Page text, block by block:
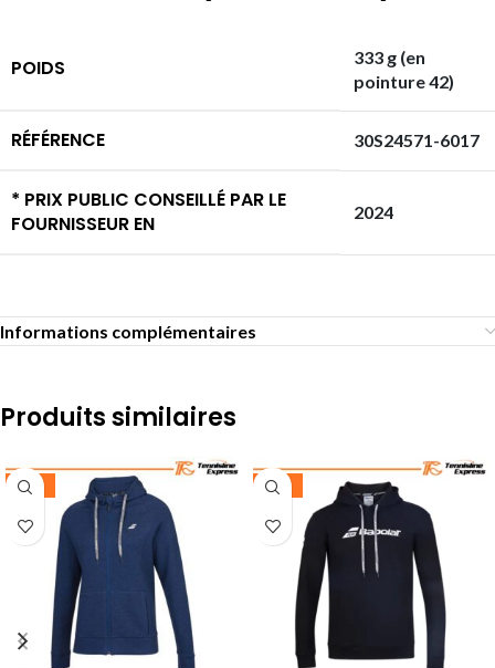
POIDS
333 g (en
pointure 42)
RÉFÉRENCE 30S24571-6017
* PRIX PUBLIC CONSEILLÉ PAR LE
FOURNISSEUR EN
2024
Informations complémentaires
Produits similaires
-35% -30%